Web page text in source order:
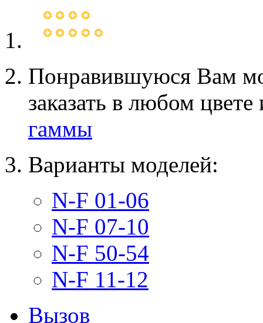
Понравившуюся Вам
заказать в любом
гаммы
Варианты моделей:
N-F 01-06
N-F 07-10
N-F 50-54
N-F 11-12
Вызов